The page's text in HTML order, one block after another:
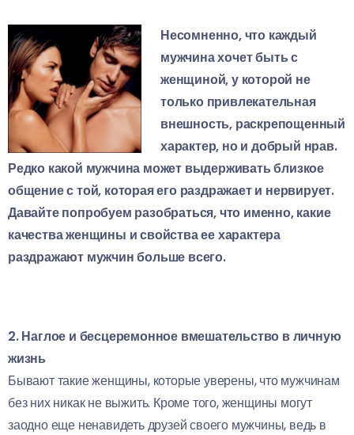
Несомненно, что каждый
мужчина хочет быть с
женщиной, у которой не
только привлекательная
внешность, раскрепощенный
характер, но и добрый нрав.
Редко какой мужчина может выдерживать близкое
общение с той, которая его раздражает и нервирует.
Давайте попробуем разобраться, что именно, какие
качества женщины и свойства ее характера
раздражают мужчин больше всего.
2. Наглое и бесцеремонное вмешательство в личную
жизнь
Бывают такие женщины, которые уверены, что мужчинам
без них никак не выжить. Кроме того, женщины могут
заодно еще ненавидеть друзей своего мужчины, ведь в